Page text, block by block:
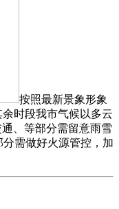
按照最新景象形象
时段我市气候以多云
、等部分需留意雨雪
需做好火源管控，加